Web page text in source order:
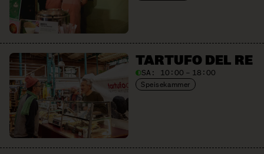
TARTUFO DEL RE
SA: 10:00 – 18:00
Speisekammer